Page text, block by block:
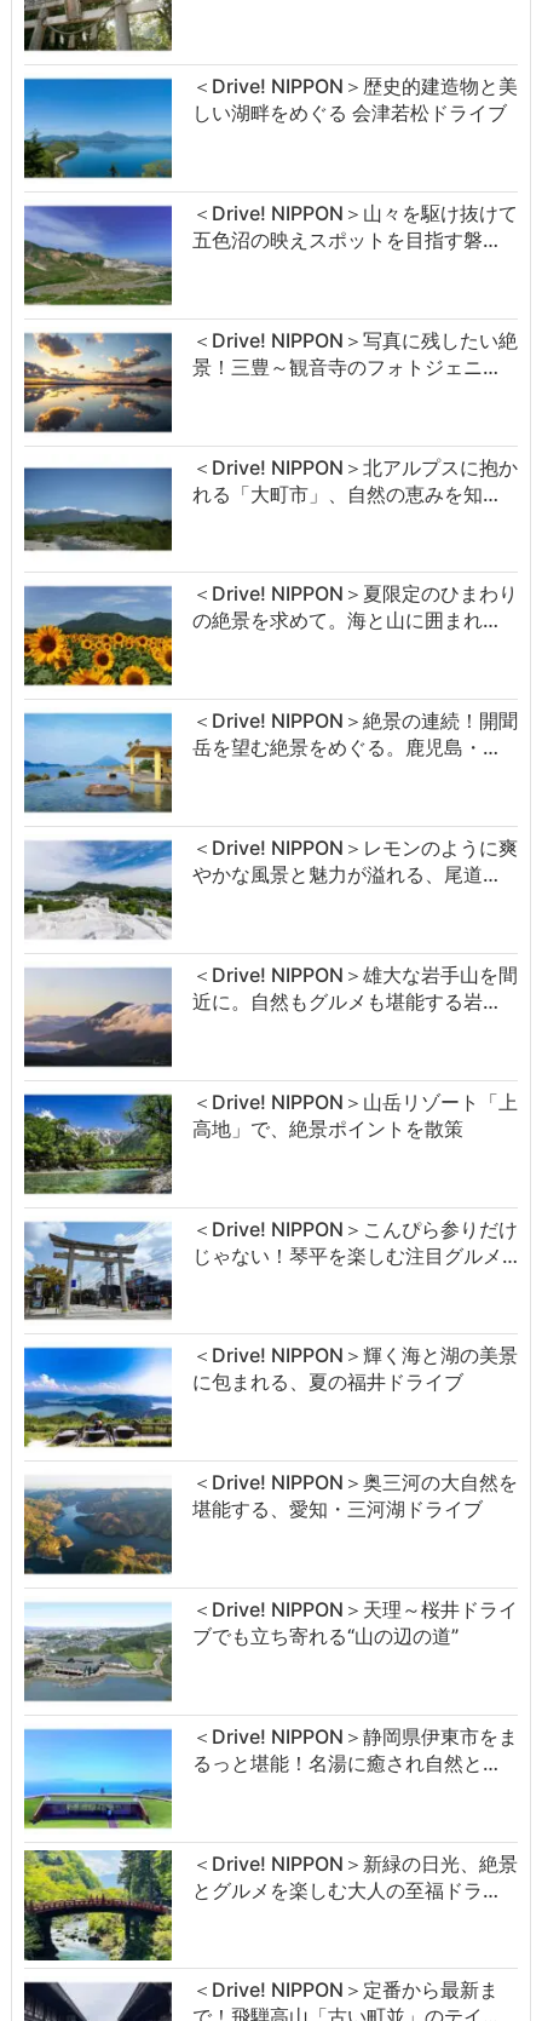
＜Drive! NIPPON＞歴史的建造物と美
しい湖畔をめぐる 会津若松ドライブ
＜Drive! NIPPON＞山々を駆け抜けて
五色沼の映えスポットを目指す磐…
＜Drive! NIPPON＞写真に残したい絶
景！三豊～観音寺のフォトジェニ…
＜Drive! NIPPON＞北アルプスに抱か
れる「大町市」、自然の恵みを知…
＜Drive! NIPPON＞夏限定のひまわり
の絶景を求めて。海と山に囲まれ…
＜Drive! NIPPON＞絶景の連続！開聞
岳を望む絶景をめぐる。鹿児島・…
＜Drive! NIPPON＞レモンのように爽
やかな風景と魅力が溢れる、尾道…
＜Drive! NIPPON＞雄大な岩手山を間
近に。自然もグルメも堪能する岩…
＜Drive! NIPPON＞山岳リゾート「上
高地」で、絶景ポイントを散策
＜Drive! NIPPON＞こんぴら参りだけ
じゃない！琴平を楽しむ注目グルメ…
＜Drive! NIPPON＞輝く海と湖の美景
に包まれる、夏の福井ドライブ
＜Drive! NIPPON＞奥三河の大自然を
堪能する、愛知・三河湖ドライブ
＜Drive! NIPPON＞天理～桜井ドライ
ブでも立ち寄れる“山の辺の道”
＜Drive! NIPPON＞静岡県伊東市をま
るっと堪能！名湯に癒され自然と…
＜Drive! NIPPON＞新緑の日光、絶景
とグルメを楽しむ大人の至福ドラ…
＜Drive! NIPPON＞定番から最新ま